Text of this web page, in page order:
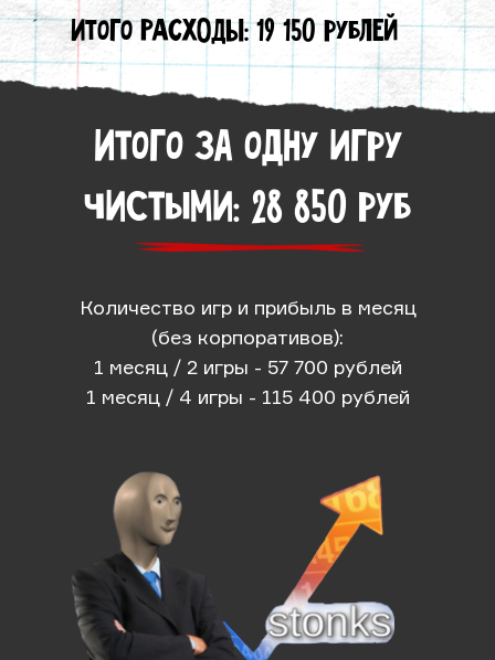
Итого РАСХОДЫ: 19 150 рублей
Количество игр и прибыль в месяц
(без корпоративов):
1 месяц / 2 игры - 57 700 рублей
1 месяц / 4 игры - 115 400 рублей
Итого за одну игру
чистыми: 28 850 руб